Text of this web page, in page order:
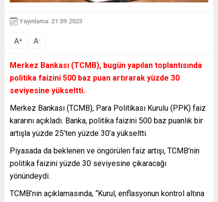
Yayınlama: 21.09.2023
A+ A-
Merkez Bankası (TCMB), bugün yapılan toplantısında
politika faizini 500 baz puan artırarak yüzde 30
seviyesine yükseltti.
Merkez Bankası (TCMB), Para Politikası Kurulu (PPK) faiz
kararını açıkladı. Banka, politika faizini 500 baz puanlık bir
artışla yüzde 25’ten yüzde 30’a yükseltti.
Piyasada da beklenen ve öngörülen faiz artışı, TCMB’nin
politika faizini yüzde 30 seviyesine çıkaracağı
yönündeydi.
TCMB’nin açıklamasında, “Kurul, enflasyonun kontrol altına